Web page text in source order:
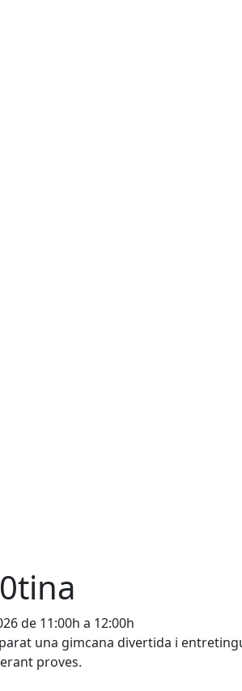
de 11:00h a 12:00h
una gimcana divertida i
proves.